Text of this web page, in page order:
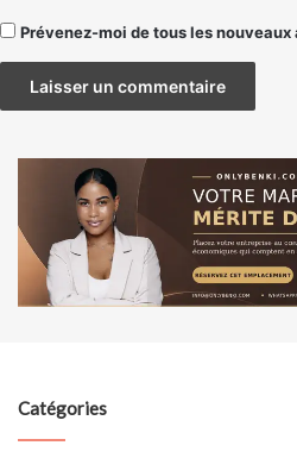
Prévenez-moi de tous les
Catégories